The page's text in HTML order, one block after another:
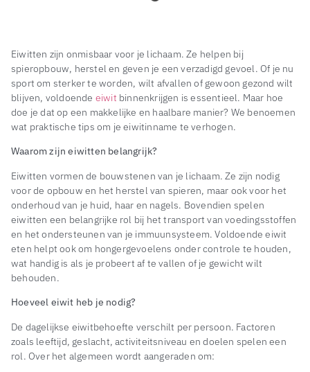
Eiwitten zijn onmisbaar voor je lichaam. Ze helpen bij
spieropbouw, herstel en geven je een verzadigd gevoel. Of je nu
sport om sterker te worden, wilt afvallen of gewoon gezond wilt
blijven, voldoende eiwit binnenkrijgen is essentieel. Maar hoe
doe je dat op een makkelijke en haalbare manier? We benoemen
wat praktische tips om je eiwitinname te verhogen.
Waarom zijn eiwitten belangrijk?
Eiwitten vormen de bouwstenen van je lichaam. Ze zijn nodig
voor de opbouw en het herstel van spieren, maar ook voor het
onderhoud van je huid, haar en nagels. Bovendien spelen
eiwitten een belangrijke rol bij het transport van voedingsstoffen
en het ondersteunen van je immuunsysteem. Voldoende eiwit
eten helpt ook om hongergevoelens onder controle te houden,
wat handig is als je probeert af te vallen of je gewicht wilt
behouden.
Hoeveel eiwit heb je nodig?
De dagelijkse eiwitbehoefte verschilt per persoon. Factoren
zoals leeftijd, geslacht, activiteitsniveau en doelen spelen een
rol. Over het algemeen wordt aangeraden om: